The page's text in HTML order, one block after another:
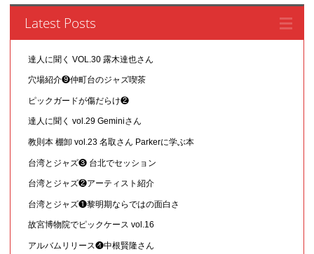
Latest Posts
達人に聞く VOL.30 露木達也さん
穴場紹介❾仲町台のジャズ喫茶
ピックガードが傷だらけ❷
達人に聞く vol.29 Geminiさん
教則本 棚卸 vol.23 名取さん Parkerに学ぶ本
台湾とジャズ❸ 台北でセッション
台湾とジャズ❷アーティスト紹介
台湾とジャズ❶黎明期ならではの面白さ
故宮博物院でピックケース vol.16
アルバムリリース❹中根賢隆さん